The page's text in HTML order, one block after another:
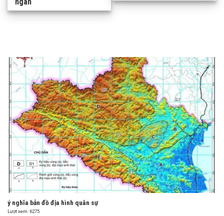
ngân
ý nghĩa bản đồ địa hình quân sự
Lượt xem: 6275